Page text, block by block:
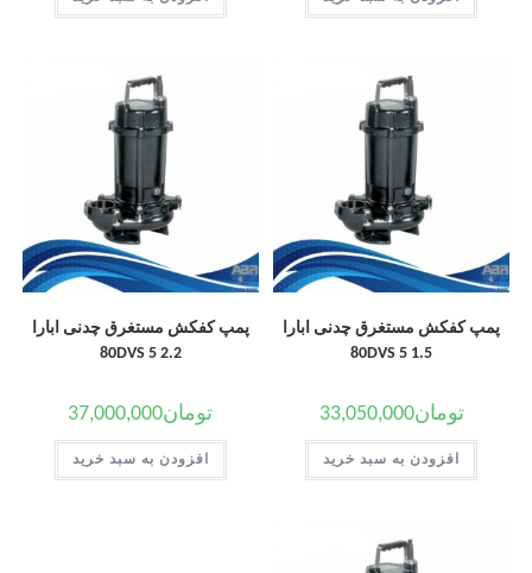
پمپ کفکش مستغرق چدنی ابارا
80DVS 5 1.5
تومان33,050,000
افزودن به سبد خرید
پمپ کفکش مستغرق چدنی ابارا
80DVS 5 2.2
تومان37,000,000
افزودن به سبد خرید